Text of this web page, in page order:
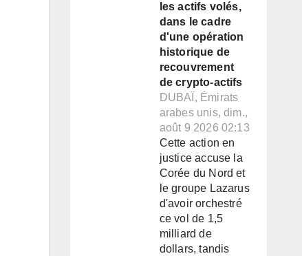
les actifs volés,
dans le cadre
d'une opération
historique de
recouvrement
de crypto-actifs
DUBAÏ, Émirats
arabes unis, dim.,
août 9 2026 02:13
Cette action en
justice accuse la
Corée du Nord et
le groupe Lazarus
d'avoir orchestré
ce vol de 1,5
milliard de
dollars, tandis